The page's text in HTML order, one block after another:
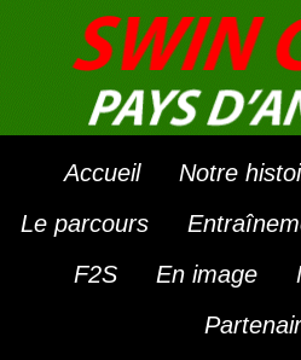
Accueil Notre
Le parcours
F2S
En image